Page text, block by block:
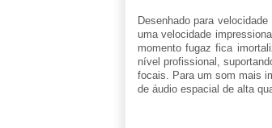
Desenhado para
uma velocidade
momento fugaz fica
nível profissional,
focais. Para um som mais
de áudio espacial de alta